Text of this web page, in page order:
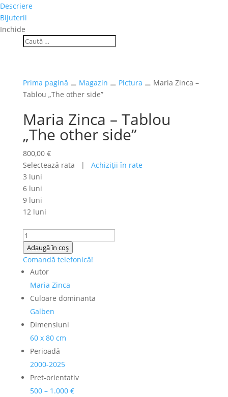
Descriere
Bijuterii
Inchide
Prima pagină ⚊ Magazin ⚊ Pictura ⚊ Maria Zinca –
Tablou „The other side”
Maria Zinca – Tablou
„The other side”
800,00 €
Selectează rata | Achiziţii în rate
3 luni
6 luni
9 luni
12 luni
Cantitate
Maria
Zinca
-
Tablou
side"
Adaugă în coș
Comandă telefonică!
Autor
Maria Zinca
Culoare dominanta
Galben
Dimensiuni
60 x 80 cm
Perioadă
2000-2025
Pret-orientativ
500 – 1.000 €